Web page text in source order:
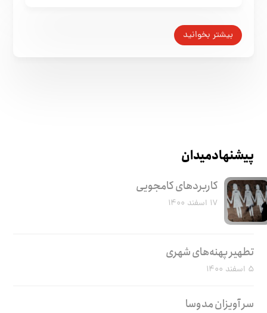
بیشتر بخوانید
پیشنهاد میدان
کاربرد‌های کامجویی
۱۷ اسفند ۱۴۰۰
تطهیر پهنه‌های شهری
۵ اسفند ۱۴۰۰
سر آویزان مدوسا